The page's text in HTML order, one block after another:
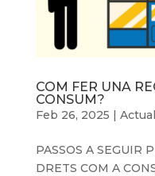
COM FER UNA
CONSUM?
Feb 26, 2025 |
PASSOS A SEGUIR
DRETS COM A